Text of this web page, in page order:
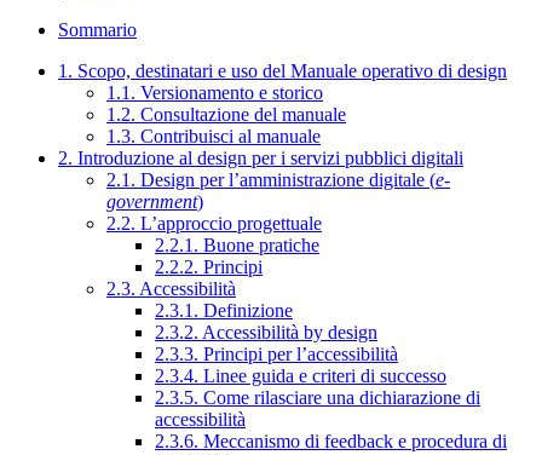
Sommario
1. Scopo, destinatari e uso del Manuale operativo di design
1.1. Versionamento e storico
1.2. Consultazione del manuale
1.3. Contribuisci al manuale
2. Introduzione al design per i servizi pubblici digitali
2.1. Design per l’amministrazione digitale (e-
government)
2.2. L’approccio progettuale
2.2.1. Buone pratiche
2.2.2. Principi
2.3. Accessibilità
2.3.1. Definizione
2.3.2. Accessibilità by design
2.3.3. Principi per l’accessibilità
2.3.4. Linee guida e criteri di successo
2.3.5. Come rilasciare una dichiarazione di
accessibilità
2.3.6. Meccanismo di feedback e procedura di